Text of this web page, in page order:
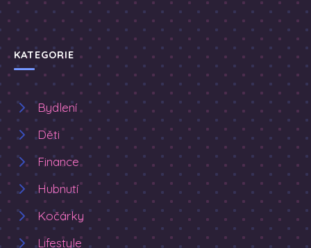
KATEGORIE
Bydlení
Děti
Finance
Hubnutí
Kočárky
Lifestyle